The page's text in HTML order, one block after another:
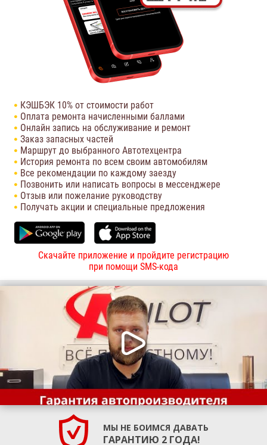
КЭШБЭК 10% от стоимости работ
Оплата ремонта начисленными баллами
Онлайн запись на обслуживание и ремонт
Заказ запасных частей
Маршрут до выбранного Автотехцентра
История ремонта по всем своим автомобилям
Все рекомендации по каждому заезду
Позвонить или написать вопросы в мессенджере
Отзыв или пожелание руководству
Получать акции и специальные предложения
Скачайте приложение и пройдите регистрацию
при помощи SMS-кода
МЫ НЕ БОИМСЯ ДАВАТЬ
ГАРАНТИЮ 2 ГОДА!